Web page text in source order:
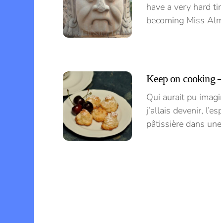
have a very hard
becoming Miss
Keep on cooking
Qui aurait pu
j’allais devenir,
pâtissière dans